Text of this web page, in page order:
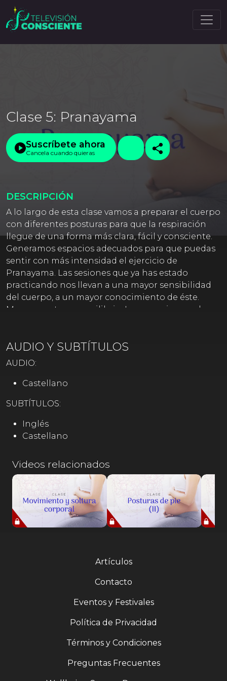
Clase 5: Pranayama
Suscríbete ahora
Cancela cuando quieras
DESCRIPCIÓN
A lo largo de esta clase vamos a preparar el cuerpo
con diferentes posturas para que la respiración
llegue de una forma más clara, fácil y consciente.
Generamos espacios adecuados para que puedas
sentir con más intensidad el ejercicio de
Pranayama. Las sesiones que ya has estado
practicando nos llevan a una mayor sensibilidad
del cuerpo, a un mayor conocimiento de éste.
Mayor apertura y equilibrio. Los espacios que has
llevar a una mayor fluidez de la respiración .De esta
manera el Pranayama será más efectivo
que te llevarán a ti y a tu bebé a un momento de
AUDIO Y SUBTÍTULOS
AUDIO:
Castellano
SUBTÍTULOS:
Inglés
Castellano
Videos relacionados
Artículos
Contacto
Eventos y Festivales
Política de Privacidad
Términos y Condiciones
Preguntas Frecuentes